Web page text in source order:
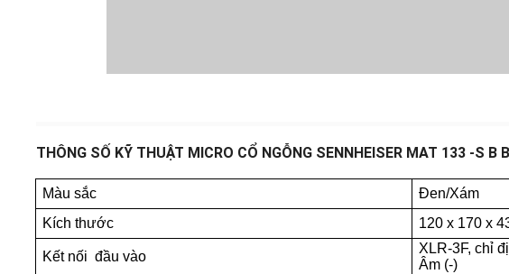
THÔNG SỐ KỸ THUẬT MICRO CỔ NGỖNG SENNHEISER MAT 133 -S B
Màu sắc
Đen/Xám
Kích thước
120 x 170 x
Kết nối đầu vào
XLR-3F, ​​chỉ
Âm (-)